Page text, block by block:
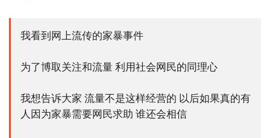
我看到网上流传的家暴事件
为了博取关注和流量 利用社会网民的同理心
我想告诉大家 流量不是这样经营的 以后如果真的有
人因为家暴需要网民求助 谁还会相信